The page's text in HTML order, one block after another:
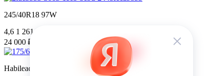
245/40R18 97W
4,6 1 261
24 000 ₽ за 4 шт.
Habilead